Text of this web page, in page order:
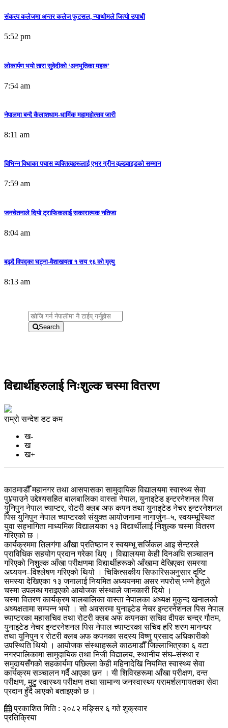
संकल्प कलेजमा अन्तर कलेज फुटसल, न्याथोमले जित्यो उपाधी
5:52 pm
लोकार्पण भयो तारा सुवेदीको ‘अनभूतिका महक’
7:54 am
नेपालमा बन्दै कैलाशधाम-धार्मिक महामहोत्सव जारी
8:11 am
विभिन्न विधाका पचास व्यक्तित्वहरूलाई एभर ग्रीन वल्र्डवाइडको सम्मान
7:59 am
जनचेतनाले दियो ट्राफिकलाई सकारात्मक नतिजा
8:04 am
बढ्दै विपद्का घट्ना-वैशाखयता १ सय ९६ को मृत्यु
8:13 am
Search
विद्यार्थीहरुलाई निःशुल्क चस्मा वितरण
राम्रो सन्देश डट कम
ख-
ख
ख+
काठमाडौँ महानगर तथा आसपासका सामुदायिक विद्यालयमा स्वास्थ्य सेवा
पु¥याउने उद्देश्यसहित बालबालिका वास्ता नेपाल, युनाइटेड इन्टरनेशनल पिस
युनिपुन नेपाल च्याप्टर, रोटरी क्लब अफ कपन तथा युनाइटेड नेचर इन्टरनेशनल
पिस युनिपुन नेपाल च्याप्टरको संयुक्त आयोजनामा नागार्जुन–५, स्वयम्भूस्थित
युवा सहभागिता माध्यमिक विद्यालयका १३ विद्यार्थीलाई निशुल्क चस्मा वितरण
गरिएको छ ।
कार्यक्रममा तिलगंगा आँखा प्रतिष्ठान र स्वयम्भू सर्जिकल आइ सेन्टरले
प्राविधिक सहयोग प्रदान गरेका थिए । विद्यालयमा केही दिनअघि सञ्चालन
गरिएको निशुल्क आँखा परीक्षणमा विद्यार्थीहरूको आँखामा देखिएका समस्या
अध्ययन–विश्लेषण गरिएको थियो । चिकित्सकीय सिफारिसअनुसार दृष्टि
समस्या देखिएका १३ जनालाई नियमित अध्ययनमा असर नपरोस् भन्ने हेतुले
चस्मा उपलब्ध गराइएको आयोजक संस्थाले जानकारी दियो ।
चस्मा वितरण कार्यक्रम बालबालिका वास्ता नेपालका अध्यक्ष मुकुन्द खनालको
अध्यक्षतामा सम्पन्न भयो । सो अवसरमा युनाइटेड नेचर इन्टरनेशनल पिस नेपाल
च्याप्टरका महासचिव तथा रोटरी क्लब अफ कपनका सचिव दीपक चन्द्र गौतम,
युनाइटेड नेचर इन्टरनेशनल पिस नेपाल च्याप्टरका सचिव हरि शरण मानन्धर
तथा युनिपुन र रोटरी क्लब अफ कपनका सदस्य विष्णु प्रसाद अधिकारीको
उपस्थिति थियो । आयोजक संस्थाहरूले काठमाडौँ जिल्लाभित्रका ६ वटा
नगरपालिकामा सामुदायिक तथा निजी विद्यालय, स्थानीय संघ–संस्था र
समुदायसँगको सहकार्यमा पछिल्ला केही महिनादेखि नियमित स्वास्थ्य सेवा
कार्यक्रम सञ्चालन गर्दै आएका छन । यी शिविरहरूमा आँखा परीक्षण, दन्त
परीक्षण, मुटु स्वास्थ्य परीक्षण तथा सामान्य जनस्वास्थ्य परामर्शलगायतका सेवा
प्रदान हुँदै आएको बताइएको छ ।
प्रकाशित मिति : २०८२ मङ्सिर ६ गते शुक्रवार
प्रतिक्रिया